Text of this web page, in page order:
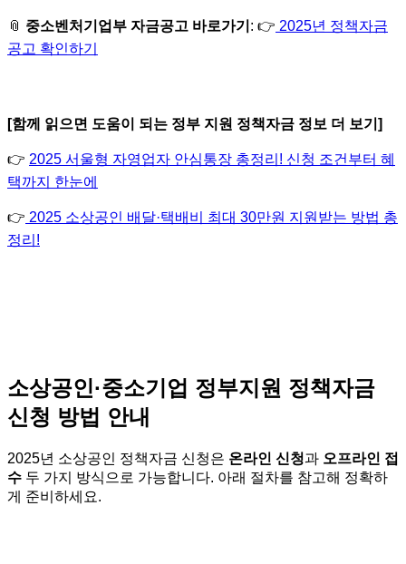
📎 중소벤처기업부 자금공고 바로가기 : 👉 2025년 정책자금
공고 확인하기
[함께 읽으면 도움이 되는 정부 지원 정책자금 정보 더 보기]
👉 2025 서울형 자영업자 안심통장 총정리! 신청 조건부터 혜
택까지 한눈에
👉 2025 소상공인 배달·택배비 최대 30만원 지원받는 방법 총
정리!
소상공인·중소기업 정부지원 정책자금
신청 방법 안내
2025년 소상공인 정책자금 신청은 온라인 신청과 오프라인 접
수 두 가지 방식으로 가능합니다. 아래 절차를 참고해 정확하
게 준비하세요.